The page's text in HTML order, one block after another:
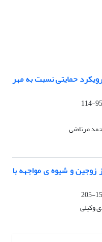
رویه 774 با اتخاذ رویکرد حمایتی نسبت به مهر
95-114
مرتاضی
و شیوه ی مواجهه با
وکیلی